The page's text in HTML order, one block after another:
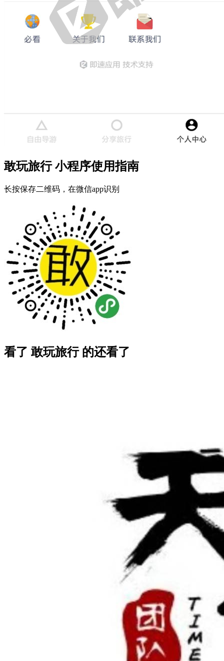
敢玩旅行 小程序使用指南
长按保存二维码，在微信app识别
看了 敢玩旅行 的还看了